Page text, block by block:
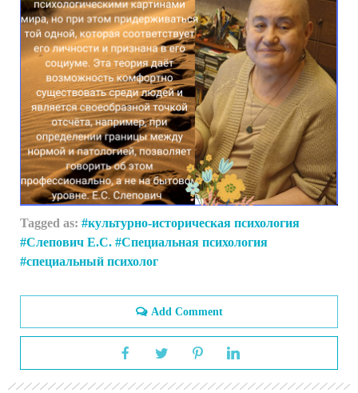
Tagged as:
культурно-историческая психология
Слепович Е.С.
Специальная психология
специальный психолог
Add Comment